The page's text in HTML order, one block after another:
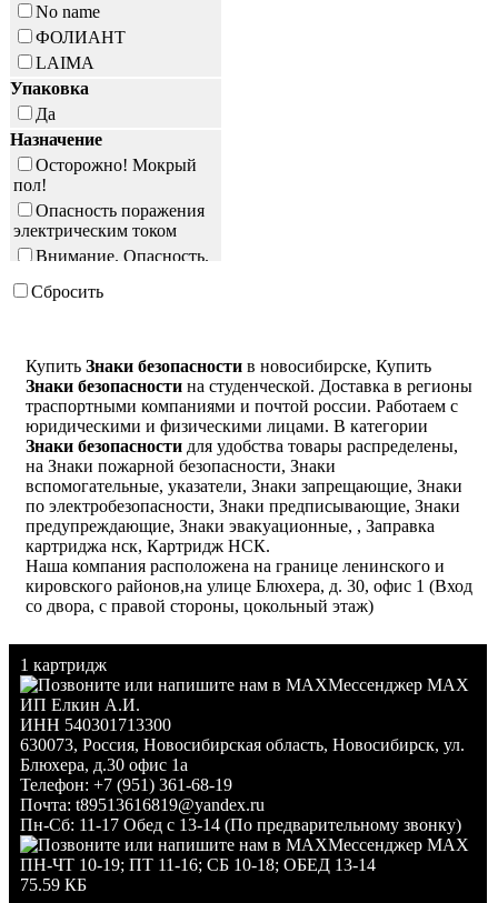
No name
ФОЛИАНТ
LAIMA
Упаковка
Да
Назначение
Осторожно! Мокрый
пол!
Опасность поражения
электрическим током
Внимание. Опасность.
Сбросить
Купить Знаки безопасности в новосибирске, Купить
Знаки безопасности на студенческой. Доставка в регионы
траспортными компаниями и почтой россии. Работаем с
юридическими и физическими лицами. В категории
Знаки безопасности для удобства товары распределены,
на Знаки пожарной безопасности, Знаки
вспомогательные, указатели, Знаки запрещающие, Знаки
по электробезопасности, Знаки предписывающие, Знаки
предупреждающие, Знаки эвакуационные, , Заправка
картриджа нск, Картридж НСК.
Наша компания расположена на границе ленинского и
кировского районов,на улице Блюхера, д. 30, офис 1 (Вход
со двора, с правой стороны, цокольный этаж)
1 картридж
Мессенджер MAX
ИП Елкин А.И.
ИНН 540301713300
630073, Россия, Новосибирская область, Новосибирск, ул.
Блюхера, д.30 офис 1а
Телефон: +7 (951) 361-68-19
Почта: t89513616819@yandex.ru
Пн-Сб: 11-17 Обед с 13-14 (По предварительному звонку)
Мессенджер MAX
ПН-ЧТ 10-19; ПТ 11-16; СБ 10-18; ОБЕД 13-14
75.59 КБ